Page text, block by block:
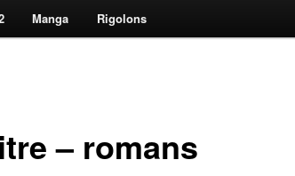
Manga Rigolons
– romans